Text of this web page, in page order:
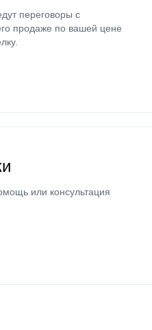
переговоры с
продаже по вашей цене
или консультация